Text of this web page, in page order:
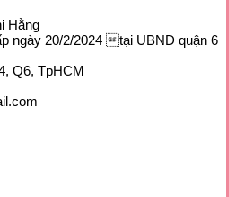
Hằng
ngày 20/2/2024 tại UBND quận 6
Q6, TpHCM